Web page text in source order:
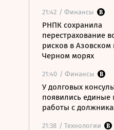
21:42 / Финансы
РНПК сохранила
перестрахование
рисков в Азовском
Черном морях
21:40 / Финансы
У долговых
появились единые
работы с
21:38 / Технологии